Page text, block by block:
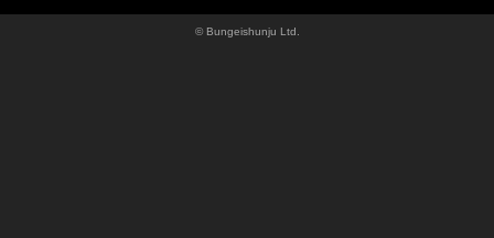
© Bungeishunju Ltd.